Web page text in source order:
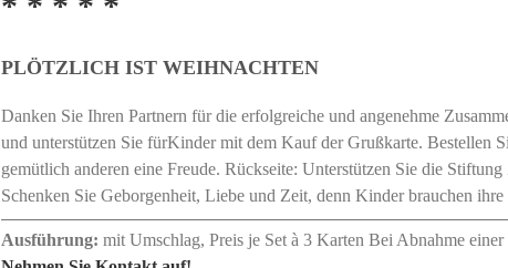
PLÖTZLICH IST WEIHNACHTEN
Danken Sie Ihren Partnern für die erfolgreiche und angenehme
und unterstützen Sie fürKinder mit dem Kauf der Grußkarte. Bestellen
gemütlich anderen eine Freude. Rückseite: Unterstützen Sie die
Schenken Sie Geborgenheit, Liebe und Zeit, denn Kinder brauchen
Ausführung: mit Umschlag, Preis je Set à 3 Karten Bei Abnahme